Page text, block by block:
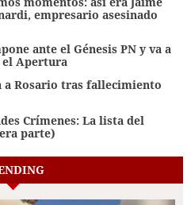
empresario asesinado
ante el Génesis PN y va a
el Apertura
a Rosario tras fallecimiento
Crímenes: La lista del
parte)